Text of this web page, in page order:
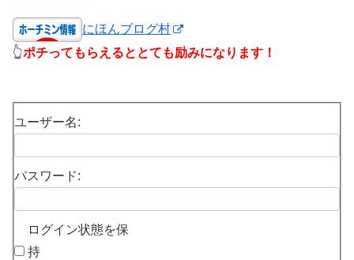
にほんブログ村
👆ポチってもらえるととても励みになります！
ユーザー名:
パスワード:
ログイン状態を保
持